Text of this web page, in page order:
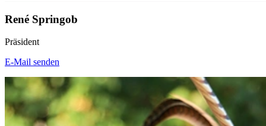
René Springob
Präsident
E-Mail senden